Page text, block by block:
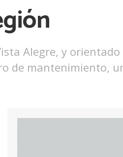
Alegre, y orientado
de mantenimiento,